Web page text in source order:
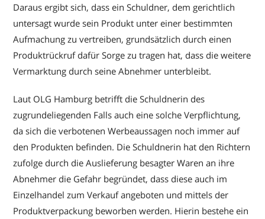
Daraus ergibt sich, dass ein Schuldner, dem gerichtlich
untersagt wurde sein Produkt unter einer bestimmten
Aufmachung zu vertreiben, grundsätzlich durch einen
Produktrückruf dafür Sorge zu tragen hat, dass die weitere
Vermarktung durch seine Abnehmer unterbleibt.
Laut OLG Hamburg betrifft die Schuldnerin des
zugrundeliegenden Falls auch eine solche Verpflichtung,
da sich die verbotenen Werbeaussagen noch immer auf
den Produkten befinden. Die Schuldnerin hat den Richtern
zufolge durch die Auslieferung besagter Waren an ihre
Abnehmer die Gefahr begründet, dass diese auch im
Einzelhandel zum Verkauf angeboten und mittels der
Produktverpackung beworben werden. Hierin bestehe ein